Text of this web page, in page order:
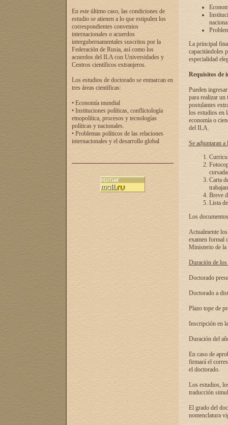
En este último caso, las condiciones de
estudio se atienen a lo que estipulen los
correspondientes convenios
internacionales o acuerdos
intergubernamentales suscritos por la
Federación de Rusia, así como los
acuerdos del ILA con Universidades y
Centros científicos extranjeros.
Los estudios de doctorado se enmarcan en
tres áreas científicas:
• Economía mundial
• Instituciones políticas, conflictología
etnopolítica, procesos y tecnologías
políticas y nacionales.
• Problemas políticos de las relaciones
internacionales y el desarrollo global
La principal
capacitándoles
especialidad
Requisitos de
Pueden
para realizar un
postulantes
los estudios en
economía o
del ILA.
Se adjuntaran a
Carta
Breve
Lista
Los
Actualmente
examen formal
Ministerio de la
Duración de
Doctorado
Doctorado a
Plazo tope de
Inscripción en
Duración del
En caso de
firmará el
el doctorado.
Los estudios,
traducción
El grado del
nomenclatura